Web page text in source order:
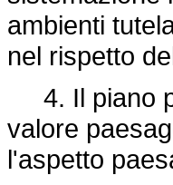
ambienti
nel rispetto
4. Il piano
valore
l'aspetto